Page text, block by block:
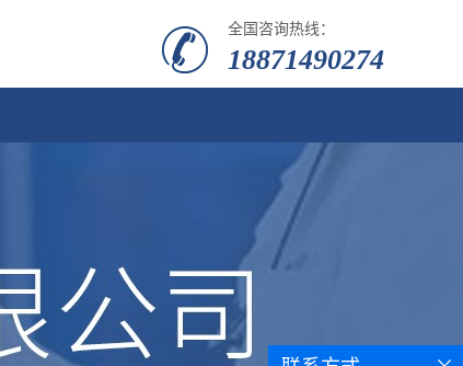
全国咨询热线：
18871490274